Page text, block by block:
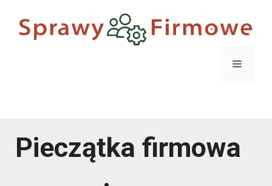
Menu
Pieczątka firmowa